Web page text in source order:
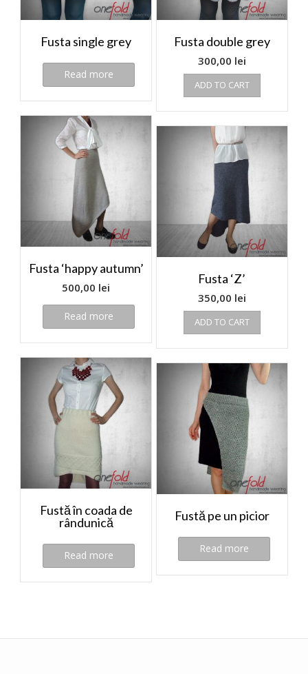
Fusta single grey
Read more
Fusta double grey
300,00 lei
ADD TO CART
Fusta ‘happy autumn’
500,00 lei
Read more
Fusta ‘Z’
350,00 lei
ADD TO CART
Fustă în coada de
rândunică
Read more
Fustă pe un picior
Read more